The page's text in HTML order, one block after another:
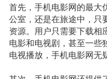
首先，手机电影网的最大
公室，还是在旅途中，只
资源。用户只需要下载相
电影和电视剧，甚至一些
电视播放，手机电影网无